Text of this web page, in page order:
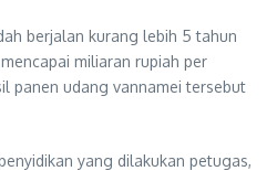
berjalan kurang lebih 5 tahun
miliaran rupiah per
panen udang vannamei tersebut
yang dilakukan petugas,